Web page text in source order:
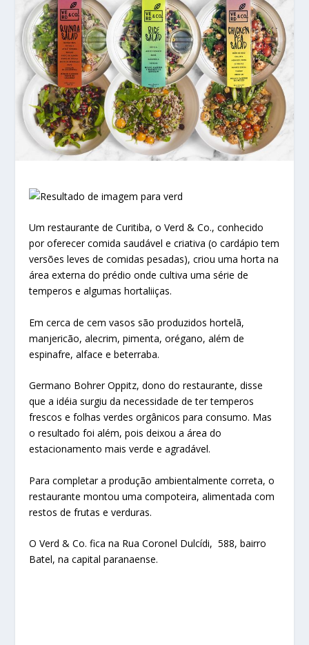
Um restaurante de Curitiba, o Verd & Co., conhecido
por oferecer comida saudável e criativa (o cardápio tem
versões leves de comidas pesadas), criou uma horta na
área externa do prédio onde cultiva uma série de
temperos e algumas hortaliiças.
Em cerca de cem vasos são produzidos hortelã,
manjericão, alecrim, pimenta, orégano, além de
espinafre, alface e beterraba.
Germano Bohrer Oppitz, dono do restaurante, disse
que a idéia surgiu da necessidade de ter temperos
frescos e folhas verdes orgânicos para consumo. Mas
o resultado foi além, pois deixou a área do
estacionamento mais verde e agradável.
Para completar a produção ambientalmente correta, o
restaurante montou uma compoteira, alimentada com
restos de frutas e verduras.
O Verd & Co. fica na Rua Coronel Dulcídi, 588, bairro
Batel, na capital paranaense.